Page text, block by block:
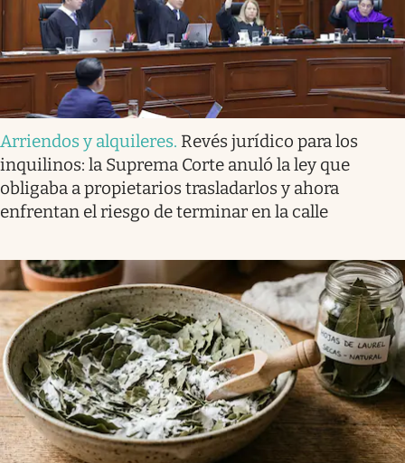
Arriendos y alquileres. Revés jurídico para los
inquilinos: la Suprema Corte anuló la ley que
obligaba a propietarios trasladarlos y ahora
enfrentan el riesgo de terminar en la calle